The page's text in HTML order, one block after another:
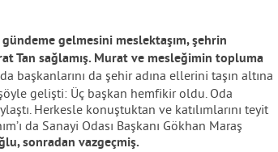
gündeme gelmesini meslektaşım, şehrin
Tan sağlamış. Murat ve mesleğimin topluma
başkanlarını da şehir adına ellerini taşın altına
gelişti: Üç başkan hemfikir oldu. Oda
Herkesle konuştuktan ve katılımlarını teyit
da Sanayi Odası Başkanı Gökhan Maraş
sonradan vazgeçmiş.